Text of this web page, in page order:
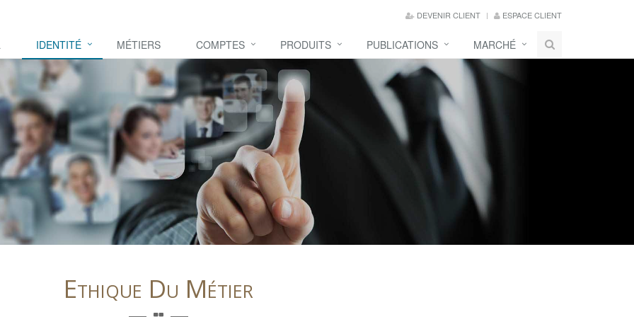
DEVENIR CLIENT ESPACE CLIENT
IDENTITÉ MÉTIERS COMPTES PRODUITS PUBLICATIONS MARCHÉ
Ethique Du Métier